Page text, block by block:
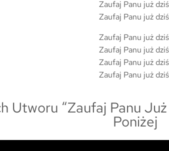
Zaufaj Panu już
Zaufaj Panu już
Zaufaj Panu już
Zaufaj Panu już
Zaufaj Panu już
Zaufaj Panu już
Utworu “Zaufaj Panu
Poniżej